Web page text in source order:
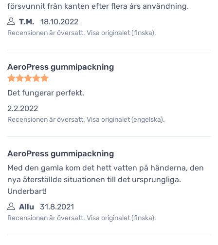
försvunnit från kanten efter flera års användning.
T.M.
18.10.2022
Recensionen är översatt. Visa originalet (finska).
AeroPress gummipackning
Det fungerar perfekt.
2.2.2022
Recensionen är översatt. Visa originalet (engelska).
AeroPress gummipackning
Med den gamla kom det hett vatten på händerna, den
nya återställde situationen till det ursprungliga.
Underbart!
Allu
31.8.2021
Recensionen är översatt. Visa originalet (finska).